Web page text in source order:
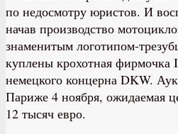
по недосмотру юристов. И
начав производство
знаменитым логотипом-
куплены крохотная фирмочка
немецкого концерна DKW.
Париже 4 ноября, ожидаемая
12 тысяч евро.